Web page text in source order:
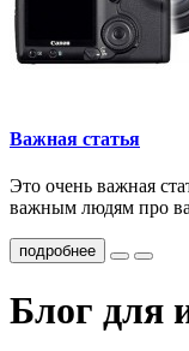
Важная статья
Это очень важная
важным людям про
подробнее
Блог для